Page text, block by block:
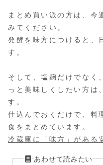
まとめ買い派の方は、今
みてください。
発酵を味方につけると、
す。
そして、塩麹だけでなく
っと美味しくしたい方は
す。
仕込んでおくだけで、料
食をまとめています。
冷蔵庫に「味方」がある